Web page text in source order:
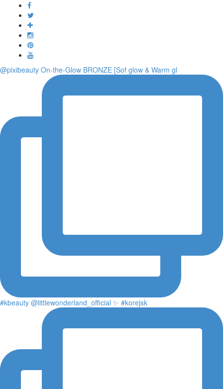
@pixibeauty On-the-Glow BRONZE [Sof glow & Warm gl
#kbeauty @littlewonderland_official ✨ #korejsk